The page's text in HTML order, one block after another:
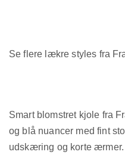
Se flere lækre styles fra
Smart blomstret kjole fra
og blå nuancer med fint
udskæring og korte ærmer.